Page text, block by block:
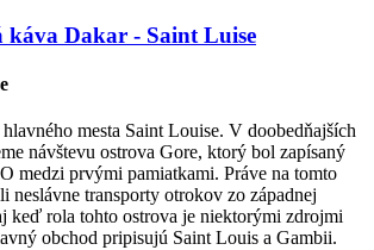
káva Dakar - Saint Luise
mesta Saint Louise. V doobedňajších
návštevu ostrova Gore, ktorý bol zapísaný
medzi prvými pamiatkami. Práve na tomto
neslávne transporty otrokov zo západnej
keď rola tohto ostrova je niektorými zdrojmi
obchod pripisujú Saint Louis a Gambii.